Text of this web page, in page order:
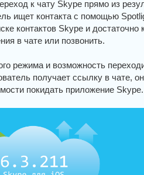
к чату Skype прямо из
ищет контакта с помощью
контактов Skype и достаточно
в чате или позвонить.
режима и возможность
получает ссылку в чате,
покидать приложение Skype.